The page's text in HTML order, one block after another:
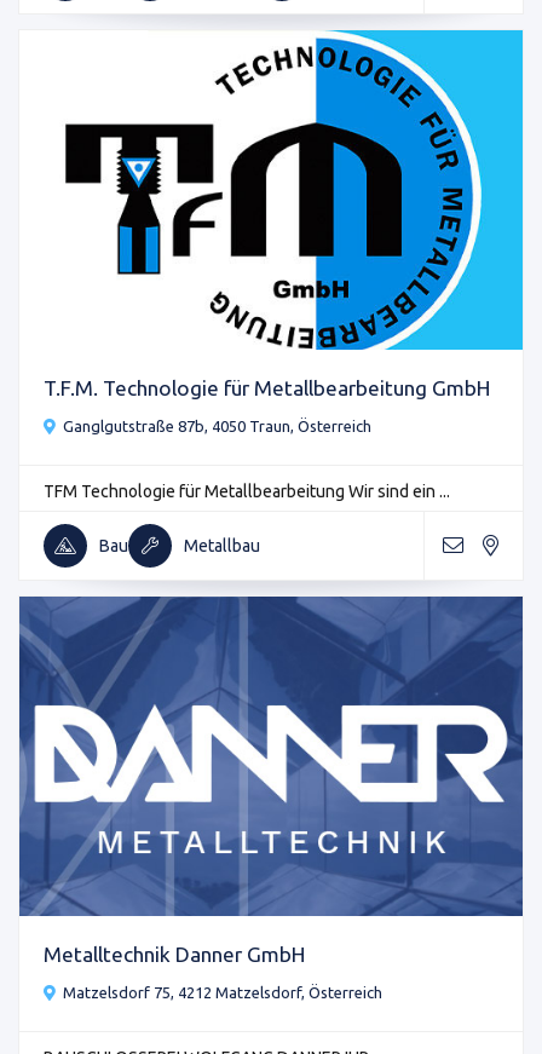
T.F.M. Technologie für Metallbearbeitung GmbH
Ganglgutstraße 87b, 4050 Traun, Österreich
TFM Technologie für Metallbearbeitung Wir sind ein ...
Bau Metallbau
Metalltechnik Danner GmbH
Matzelsdorf 75, 4212 Matzelsdorf, Österreich